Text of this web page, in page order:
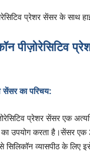
प्रेशर सेंसर के साथ
पीज़ोरेसिटिव
सेंसर का परिचय:
प्रेशर सेंसर एक
उपयोग करता है।सेंसर
सिलिकॉन व्यासपीठ के लिए